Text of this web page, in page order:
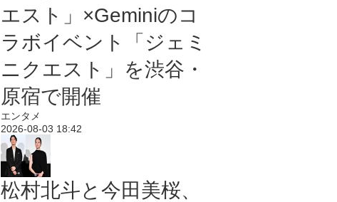
エスト」×Geminiのコ
ラボイベント「ジェミ
ニクエスト」を渋谷・
原宿で開催
エンタメ
2026-08-03 18:42
松村北斗と今田美桜、